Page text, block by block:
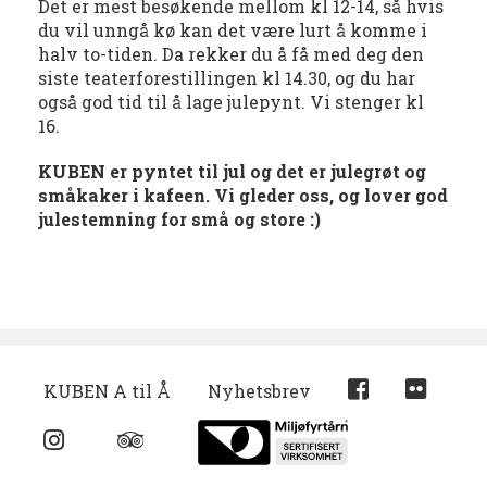
Det er mest besøkende mellom kl 12-14, så hvis
du vil unngå kø kan det være lurt å komme i
halv to-tiden. Da rekker du å få med deg den
siste teaterforestillingen kl 14.30, og du har
også god tid til å lage julepynt. Vi stenger kl
16.
KUBEN er pyntet til jul og det er julegrøt og
småkaker i kafeen. Vi gleder oss, og lover god
julestemning for små og store :)
KUBEN A til Å Nyhetsbrev